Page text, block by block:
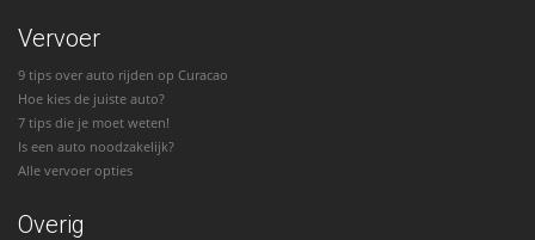
Vervoer
9 tips over auto rijden op Curacao
Hoe kies de juiste auto?
7 tips die je moet weten!
Is een auto noodzakelijk?
Alle vervoer opties
Overig